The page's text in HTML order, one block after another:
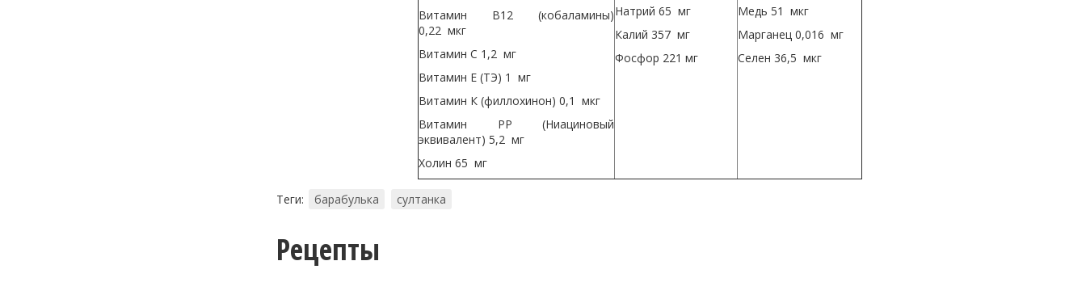
Витамин B12 (кобаламины)
0,22 мкг
Витамин C 1,2 мг
Витамин E (ТЭ) 1 мг
Витамин К (филлохинон) 0,1 мкг
Витамин PP (Ниациновый
эквивалент) 5,2 мг
Холин 65 мг
Натрий 65 мг
Калий 357 мг
Фосфор 221 мг
Медь 51 мкг
Марганец 0,016 мг
Селен 36,5 мкг
Теги: барабулька султанка
Рецепты